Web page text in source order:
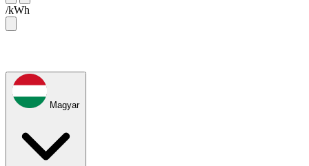
/kWh
Magyar